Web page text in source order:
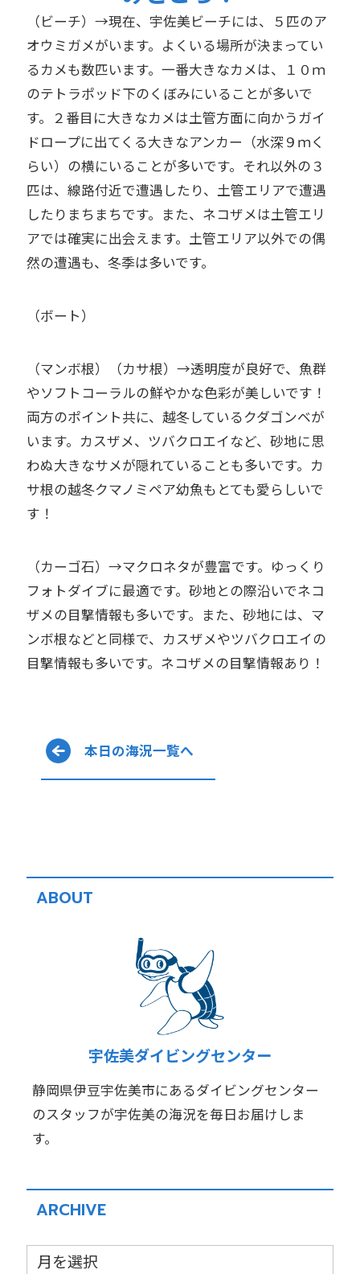
（ビーチ）→現在、宇佐美ビーチには、５匹のア
オウミガメがいます。よくいる場所が決まってい
るカメも数匹います。一番大きなカメは、１０ｍ
のテトラポッド下のくぼみにいることが多いで
す。２番目に大きなカメは土管方面に向かうガイ
ドロープに出てくる大きなアンカー（水深９ｍく
らい）の横にいることが多いです。それ以外の３
匹は、線路付近で遭遇したり、土管エリアで遭遇
したりまちまちです。また、ネコザメは土管エリ
アでは確実に出会えます。土管エリア以外での偶
然の遭遇も、冬季は多いです。
（ボート）
（マンボ根）（カサ根）→透明度が良好で、魚群
やソフトコーラルの鮮やかな色彩が美しいです！
両方のポイント共に、越冬しているクダゴンベが
います。カスザメ、ツバクロエイなど、砂地に思
わぬ大きなサメが隠れていることも多いです。カ
サ根の越冬クマノミペア幼魚もとても愛らしいで
す！
（カーゴ石）→マクロネタが豊富です。ゆっくり
フォトダイブに最適です。砂地との際沿いでネコ
ザメの目撃情報も多いです。また、砂地には、マ
ンボ根などと同様で、カスザメやツバクロエイの
目撃情報も多いです。ネコザメの目撃情報あり！
本日の海況一覧へ
ABOUT
宇佐美ダイビングセンター
静岡県伊豆宇佐美市にあるダイビングセンター
のスタッフが宇佐美の海況を毎日お届けしま
す。
ARCHIVE